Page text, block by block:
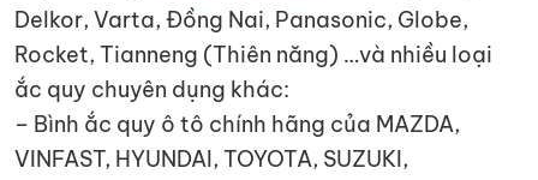
Delkor, Varta, Đồng Nai, Panasonic, Globe,
Rocket, Tianneng (Thiên năng) …và nhiều loại
ắc quy chuyên dụng khác:
– Bình ắc quy ô tô chính hãng của MAZDA,
VINFAST, HYUNDAI, TOYOTA, SUZUKI,